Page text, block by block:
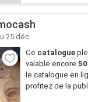
25 déc.
Ce catalogue
valable encore
le catalogue en
profitez de la